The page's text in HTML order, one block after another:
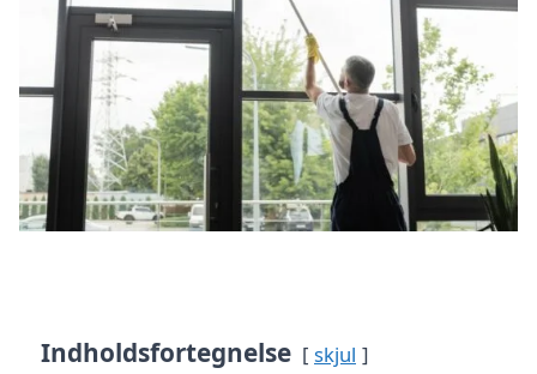
Indholdsfortegnelse skjul